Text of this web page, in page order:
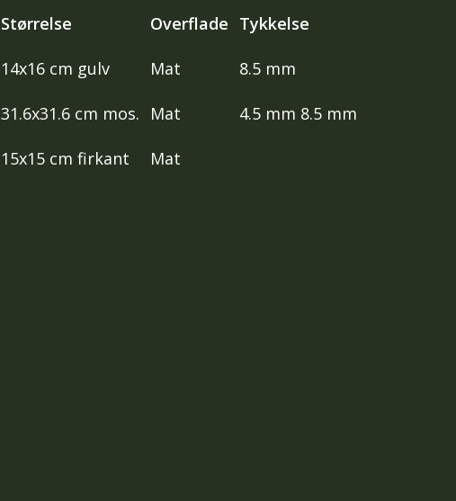
Størrelse Overflade Tykkelse
14x16 cm gulv Mat 8.5 mm
31.6x31.6 cm mos. Mat 4.5 mm 8.5 mm
15x15 cm firkant Mat